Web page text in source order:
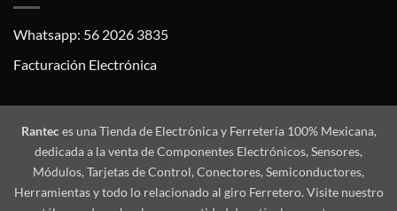
Whatsapp: 56 2026 3835
Facturación Electrónica
Ranteces una Tienda de Electrónica y Ferretería 100% Mexicana,
dedicada a la venta de Componentes Electrónicos, Sensores,
Módulos, Tarjetas de Control, Conectores, Semiconductores,
Herramientas y todo lo relacionado al giro Ferretero. Visite nuestro